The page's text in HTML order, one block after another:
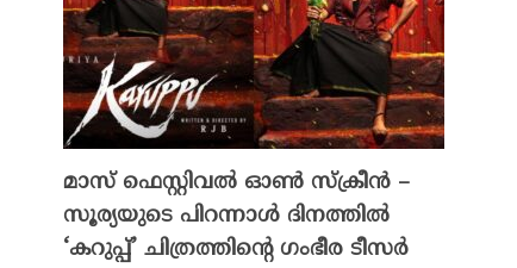
മാസ് ഫെസ്റ്റിവൽ ഓൺ സ്‌ക്രീൻ –
സൂര്യയുടെ പിറന്നാൾ ദിനത്തിൽ
‘കറുപ്പ്’ ചിത്രത്തിന്റെ ഗംഭീര ടീസർ